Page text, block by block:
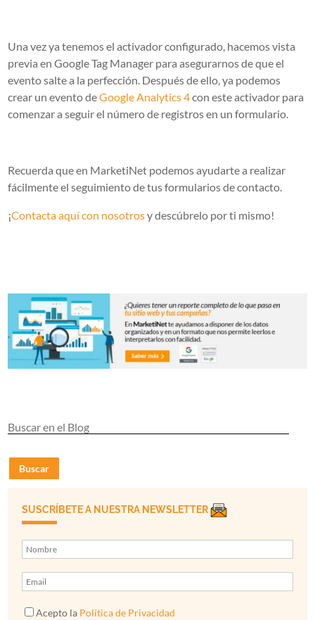
Una vez ya tenemos el activador configurado, hacemos vista
previa en Google Tag Manager para asegurarnos de que el
evento salte a la perfección. Después de ello, ya podemos
crear un evento deGoogle Analytics 4con este activador para
comenzar a seguir el número de registros en un formulario.
Recuerda que en MarketiNet podemos ayudarte a realizar
fácilmente el seguimiento de tus formularios de contacto.
¡Contacta aquí con nosotrosy descúbrelo por ti mismo!
Buscar
SUSCRÍBETE A NUESTRA NEWSLETTER
Acepto la Política de Privacidad